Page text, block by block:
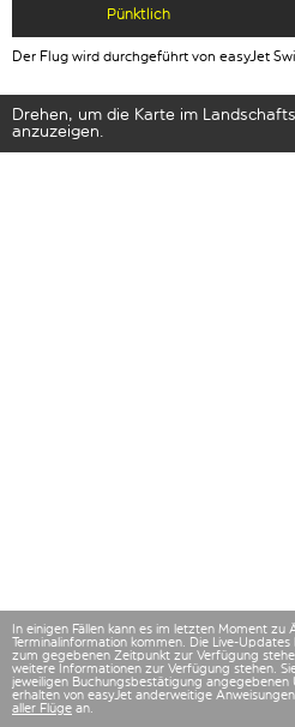
Pünktlich
Der Flug wird durchgeführt von easyJet
Drehen, um die Karte im
anzuzeigen.
In einigen Fällen kann es im letzten Moment
Terminalinformation kommen. Die Live-
zum gegebenen Zeitpunkt zur Verfügung
weitere Informationen zur Verfügung stehen.
jeweiligen Buchungsbestätigung angegebenen
erhalten von easyJet anderweitige
aller Flüge an.